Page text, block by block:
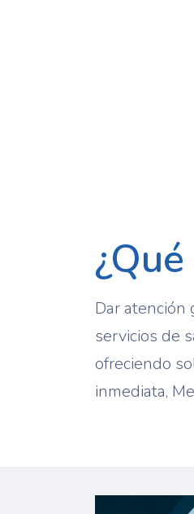
Dar
servicios de
ofreciendo
inmediata,